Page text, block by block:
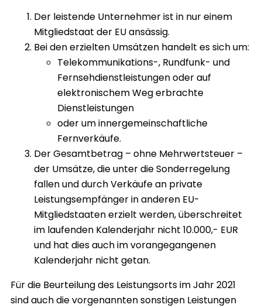
Der leistende Unternehmer ist in nur einem
Mitgliedstaat der EU ansässig.
Bei den erzielten Umsätzen handelt es sich um:
Telekommunikations-, Rundfunk- und
Fernsehdienstleistungen oder auf
elektronischem Weg erbrachte
Dienstleistungen
oder um innergemeinschaftliche
Fernverkäufe.
Der Gesamtbetrag – ohne Mehrwertsteuer –
der Umsätze, die unter die Sonderregelung
fallen und durch Verkäufe an private
Leistungsempfänger in anderen EU-
Mitgliedstaaten erzielt werden, überschreitet
im laufenden Kalenderjahr nicht 10.000,- EUR
und hat dies auch im vorangegangenen
Kalenderjahr nicht getan.
Für die Beurteilung des Leistungsorts im Jahr 2021
sind auch die vorgenannten sonstigen Leistungen